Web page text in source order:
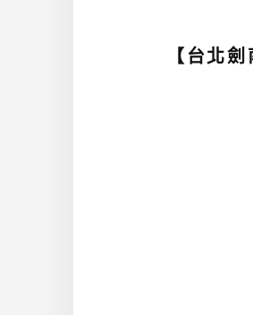
【台北